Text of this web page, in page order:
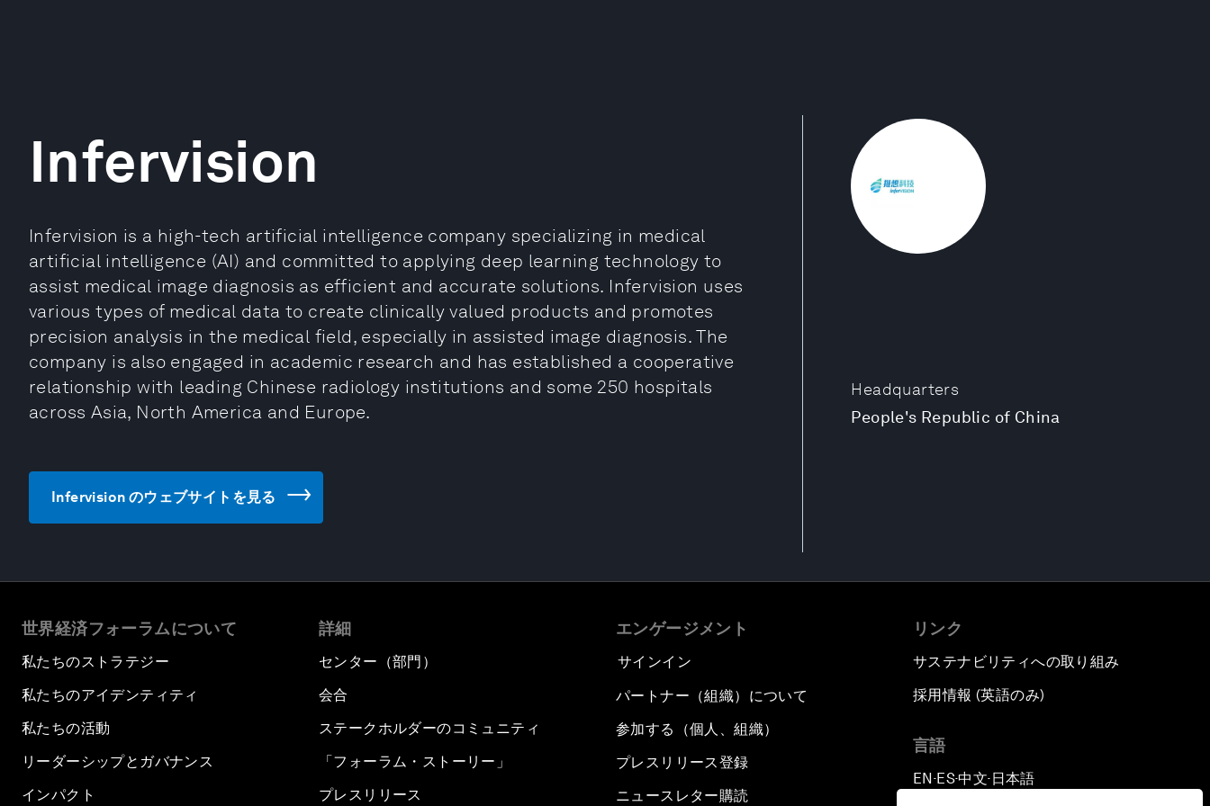
Headquarters
People's Republic of China
Infervision
Infervision is a high-tech artificial intelligence company specializing in medical
artificial intelligence (AI) and committed to applying deep learning technology to
assist medical image diagnosis as efficient and accurate solutions. Infervision uses
various types of medical data to create clinically valued products and promotes
precision analysis in the medical field, especially in assisted image diagnosis. The
company is also engaged in academic research and has established a cooperative
relationship with leading Chinese radiology institutions and some 250 hospitals
across Asia, North America and Europe.
Infervision のウェブサイトを見る
世界経済フォーラムについて
私たちのストラテジー
私たちのアイデンティティ
私たちの活動
リーダーシップとガバナンス
インパクト
詳細
センター（部門）
会合
ステークホルダーのコミュニティ
「フォーラム・ストーリー」
プレスリリース
エンゲージメント
サインイン
パートナー（組織）について
参加する（個人、組織）
プレスリリース登録
ニュースレター購読
リンク
サステナビリティへの取り組み
採用情報 (英語のみ)
言語
EN ▪ES▪中文▪ 日本語